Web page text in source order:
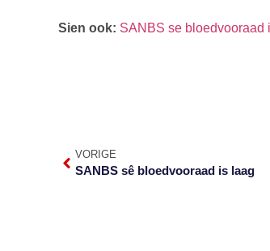
Sien ook: SANBS se bloedvooraad
VORIGE
SANBS sê bloedvooraad is laag